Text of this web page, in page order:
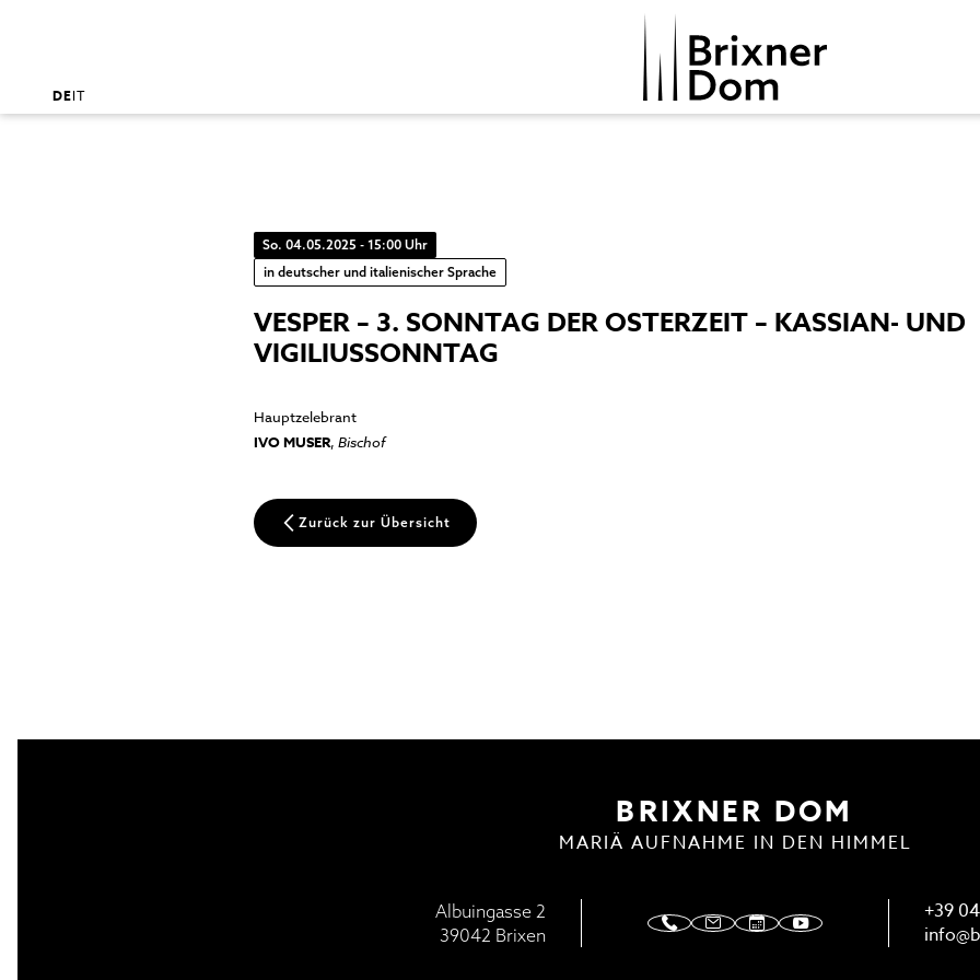
DEIT
So. 04.05.2025 - 15:00 Uhr
in deutscher und italienischer Sprache
VESPER – 3. SONNTAG DER OSTERZEIT – KASSIAN- UND
VIGILIUSSONNTAG
Hauptzelebrant
IVO MUSER, Bischof
Zurück zur Übersicht
BRIXNER DOM
MARIÄ AUFNAHME IN DEN HIMMEL
Albuingasse 2
39042 Brixen
+39
info@